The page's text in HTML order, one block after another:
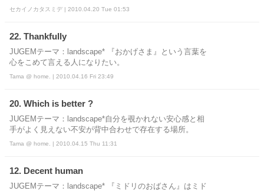
セカイノカタスミデ | 2010.04.20 Tue 01:53
22. Thankfully
JUGEMテーマ：landscape* 『おかげさま』という言葉を
心をこめて言える人になりたい。
Tama @ home. | 2010.04.16 Fri 23:49
20. Which is better ?
JUGEMテーマ：landscape*自分を覗かれない安心感と相
手がよく見えない不安が背中合わせで存在する場所。
Tama @ home. | 2010.04.15 Thu 11:31
12. Decent human
JUGEMテーマ：landscape* 『ミドリのおばさん』はミド